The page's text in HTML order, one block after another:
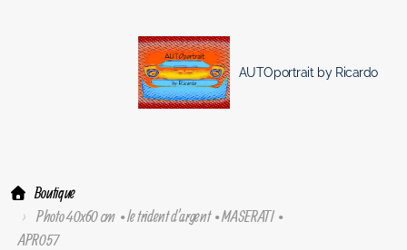
AUTOportrait by Ricardo
Boutique
Photo 40x60 cm • le trident d'argent • MASERATI •
APR057